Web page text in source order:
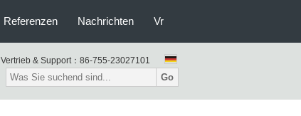
Referenzen Nachrichten Vr
Vertrieb & Support： 86-755-23027101
Go